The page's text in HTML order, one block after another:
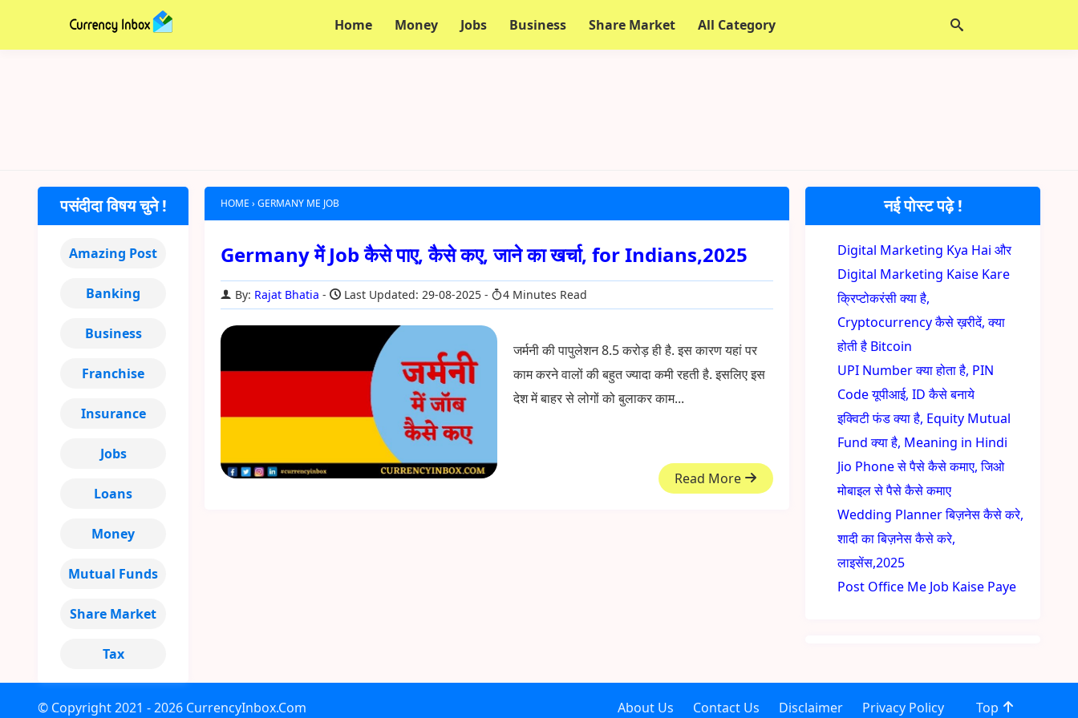
Home Money Jobs Business Share Market All Category
HOME ›GERMANY ME JOB
Germany में Job कैसे पाए, कैसे कए, जाने का खर्चा, for Indians,2025
By: Rajat Bhatia Last Updated: 29-08-2025 4 Minutes Read
जर्मनी की पापुलेशन 8.5 करोड़ ही है. इस कारण यहां पर
काम करने वालों की बहुत ज्यादा कमी रहती है. इसलिए इस
देश में बाहर से लोगों को बुलाकर काम...
Read More
नई पोस्ट पढ़े !
Digital Marketing Kya Hai और
Digital Marketing Kaise Kare
क्रिप्टोकरंसी क्या है,
Cryptocurrency कैसे ख़रीदें, क्या
होती है Bitcoin
UPI Number क्या होता है, PIN
Code यूपीआई, ID कैसे बनाये
इक्विटी फंड क्या है, Equity Mutual
Fund क्या है, Meaning in Hindi
Jio Phone से पैसे कैसे कमाए, जिओ
मोबाइल से पैसे कैसे कमाए
Wedding Planner बिज़नेस कैसे करे,
शादी का बिज़नेस कैसे करे,
लाइसेंस,2025
Post Office Me Job Kaise Paye
पसंदीदा विषय चुने !
Amazing Post
Banking
Business
Franchise
Insurance
Jobs
Loans
Money
Mutual Funds
Share Market
Tax
© Copyright2021 - 2026 CurrencyInbox.Com About Us Contact Us Disclaimer Privacy Policy Top